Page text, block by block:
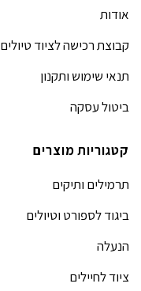
אודות
קבוצת רכישה לציוד טיולים
תנאי שימוש ותקנון
ביטול עסקה
קטגוריות מוצרים
תרמילים ותיקים
ביגוד לספורט וטיולים
הנעלה
ציוד לחיילים